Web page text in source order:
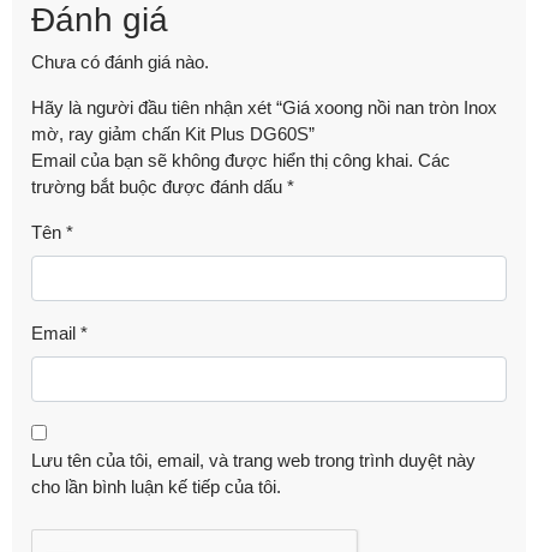
Đánh giá
Chưa có đánh giá nào.
Hãy là người đầu tiên nhận xét “Giá xoong nồi nan tròn Inox
mờ, ray giảm chấn Kit Plus DG60S”
Email của bạn sẽ không được hiển thị công khai. Các
trường bắt buộc được đánh dấu *
Tên *
Email *
Lưu tên của tôi, email, và trang web trong trình duyệt này
cho lần bình luận kế tiếp của tôi.